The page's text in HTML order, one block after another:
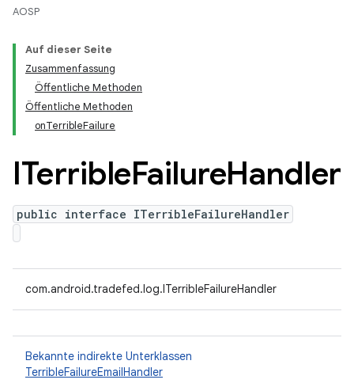
AOSP
Auf dieser Seite
Zusammenfassung
Öffentliche Methoden
Öffentliche Methoden
onTerribleFailure
ITerribleFailureHandler
public interface ITerribleFailureHandler
com.android.tradefed.log.ITerribleFailureHandler
Bekannte indirekte Unterklassen
TerribleFailureEmailHandler